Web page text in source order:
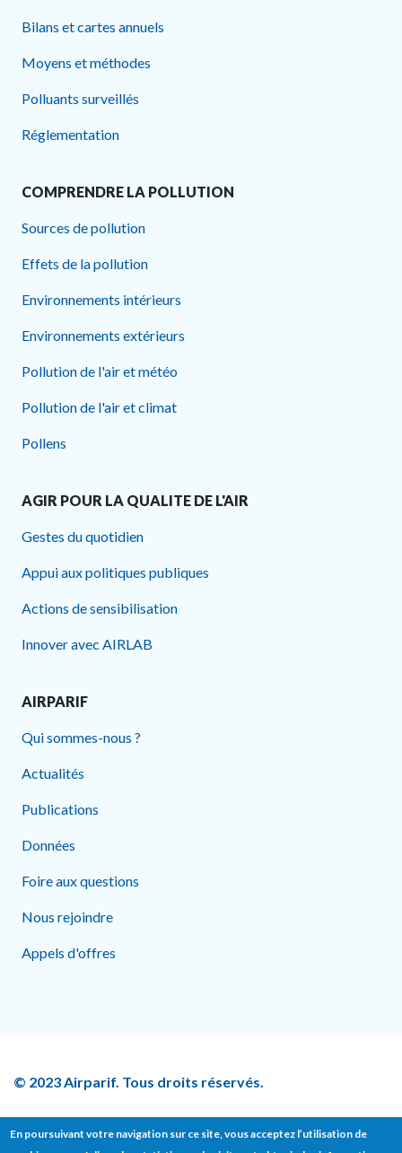
Bilans et cartes annuels
Moyens et méthodes
Polluants surveillés
Réglementation
COMPRENDRE LA POLLUTION
Sources de pollution
Effets de la pollution
Environnements intérieurs
Environnements extérieurs
Pollution de l'air et météo
Pollution de l'air et climat
Pollens
AGIR POUR LA QUALITE DE L'AIR
Gestes du quotidien
Appui aux politiques publiques
Actions de sensibilisation
Innover avec AIRLAB
AIRPARIF
Qui sommes-nous ?
Actualités
Publications
Données
Foire aux questions
Nous rejoindre
Appels d'offres
© 2023 Airparif. Tous droits réservés.
En poursuivant votre navigation sur ce site, vous acceptez l’utilisation de